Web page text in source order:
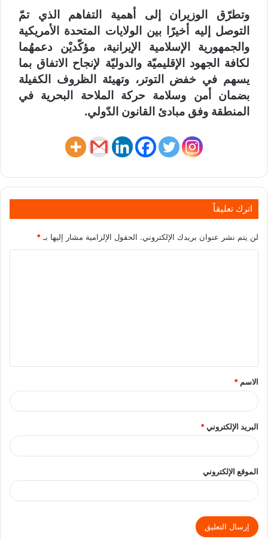
وتطرّق الوزيران إلى أهمية التفاهم الذي تمّ
التوصل إليه أخيرًا بين الولايات المتحدة الأمريكية
والجمهورية الإسلامية الإيرانية، مؤكّديْن دعمهُما
لكافة الجهود الإقليميّة والدوليّة لإنجاح الاتفاق بما
يسهم في خفض التوتر، وتهيئة الظروف الكفيلة
بضمان أمن وسلامة حركة الملاحة البحرية في
المنطقة وفق مبادئ القانون الدّولي.
اترك تعليقاً
لن يتم نشر عنوان بريدك الإلكتروني. الحقول الإلزامية مشار إليها بـ *
الاسم *
البريد الإلكتروني*
الموقع الإلكتروني